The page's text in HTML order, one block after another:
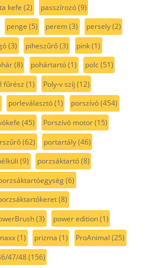
kefe (2) passzírozó(9)
penge (5) perem(3) persely(2)
(3) piheszűrő(3) pink(1)
(8) pohártartó(1) polc(51)
fűrész (1) Poly-v szíj (12)
porleválasztó(1) porszívó(454)
(45) Porszívó motor(15)
(62) portartály(46)
(9) porzsáktartó(8)
(6)
(8)
(3) power edition(1)
(1) prizma (1) ProAnimal (25)
47/48(156)